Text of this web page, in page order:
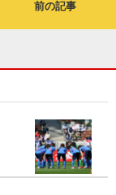
前の記事